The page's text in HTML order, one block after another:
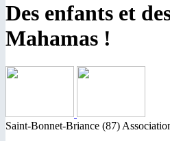
Des enfants et
Mahamas !
Saint-Bonnet-Briance (87)